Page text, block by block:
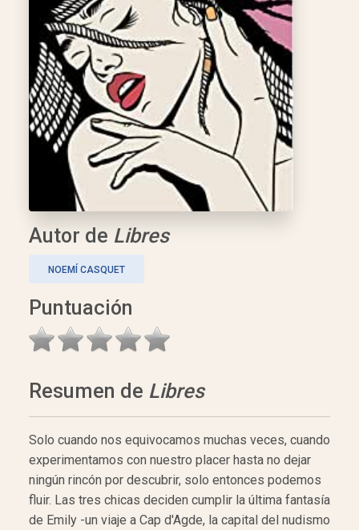
Autor de Libres
NOEMÍ CASQUET
Puntuación
Resumen de Libres
Solo cuando nos equivocamos muchas veces, cuando
experimentamos con nuestro placer hasta no dejar
ningún rincón por descubrir, solo entonces podemos
fluir. Las tres chicas deciden cumplir la última fantasía
de Emily -un viaje a Cap d'Agde, la capital del nudismo